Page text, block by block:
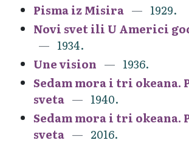
Pisma iz Misira
1929.
Novi svet ili U Americi
1934.
Une vision
1936.
Sedam mora i tri okeana.
sveta
1940.
Sedam mora i tri okeana.
sveta
2016.